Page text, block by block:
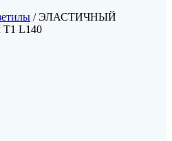
/ ЭЛАСТИЧНЫЙ
L140